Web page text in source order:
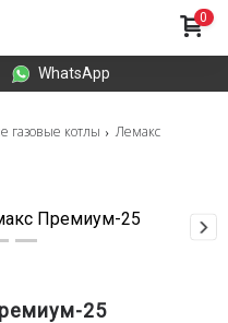
WhatsApp
0
газовые котлы
Лемакс
25